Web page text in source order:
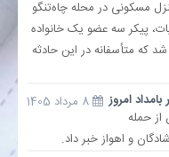
مسکونی در محله چاه‌تنگو
پیکر سه عضو یک خانواده
که متأسفانه در این حادثه
از حمله
و اهواز خبر داد.